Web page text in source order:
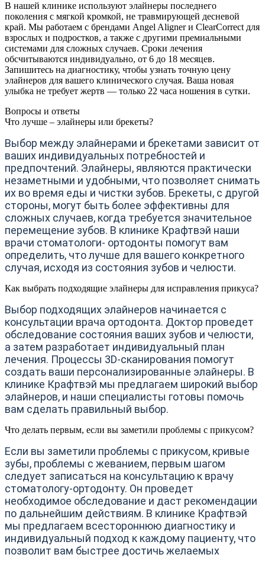
В нашей клинике используют элайнеры последнего
поколения с мягкой кромкой, не травмирующей десневой
край. Мы работаем с брендами Angel Aligner и ClearCorrect для
взрослых и подростков, а также с другими премиальными
системами для сложных случаев. Сроки лечения
обсчитываются индивидуально, от 6 до 18 месяцев.
Запишитесь на диагностику, чтобы узнать точную цену
элайнеров для вашего клинического случая. Ваша новая
улыбка не требует жертв — только 22 часа ношения в сутки.
Вопросы и ответы
Что лучше – элайнеры или брекеты?
Выбор между элайнерами и брекетами зависит от
ваших индивидуальных потребностей и
предпочтений. Элайнеры, являются практически
незаметными и удобными, что позволяет снимать
их во время еды и чистки зубов. Брекеты, с другой
стороны, могут быть более эффективны для
сложных случаев, когда требуется значительное
перемещение зубов. В клинике Крафтвэй наши
врачи стоматологи- ортодонты помогут вам
определить, что лучше для вашего конкретного
случая, исходя из состояния зубов и челюсти.
Как выбрать подходящие элайнеры для исправления прикуса?
Выбор подходящих элайнеров начинается с
консультации врача ортодонта. Доктор проведет
обследование состояния ваших зубов и челюсти,
а затем разработает индивидуальный план
лечения. Процессы 3D-сканирования помогут
создать ваши персонализированные элайнеры. В
клинике Крафтвэй мы предлагаем широкий выбор
элайнеров, и наши специалисты готовы помочь
вам сделать правильный выбор.
Что делать первым, если вы заметили проблемы с прикусом?
Если вы заметили проблемы с прикусом, кривые
зубы, проблемы с жеванием, первым шагом
следует записаться на консультацию к врачу
стоматологу-ортодонту. Он проведет
необходимое обследование и даст рекомендации
по дальнейшим действиям. В клинике Крафтвэй
мы предлагаем всестороннюю диагностику и
индивидуальный подход к каждому пациенту, что
позволит вам быстрее достичь желаемых